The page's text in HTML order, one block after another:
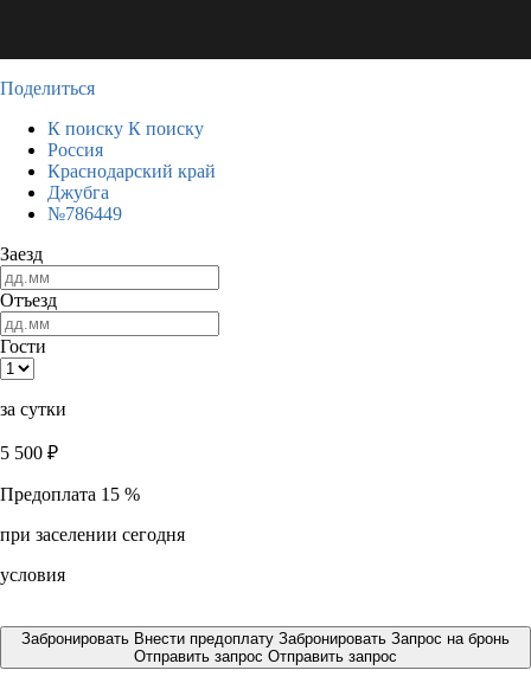
Поделиться
К поиску К поиску
Россия
Краснодарский край
Джубга
№786449
Заезд
Отъезд
Гости
за сутки
5 500 ₽
Предоплата 15 %
при заселении сегодня
условия
Забронировать Внести предоплату Забронировать Запрос на бронь
Отправить запрос Отправить запрос